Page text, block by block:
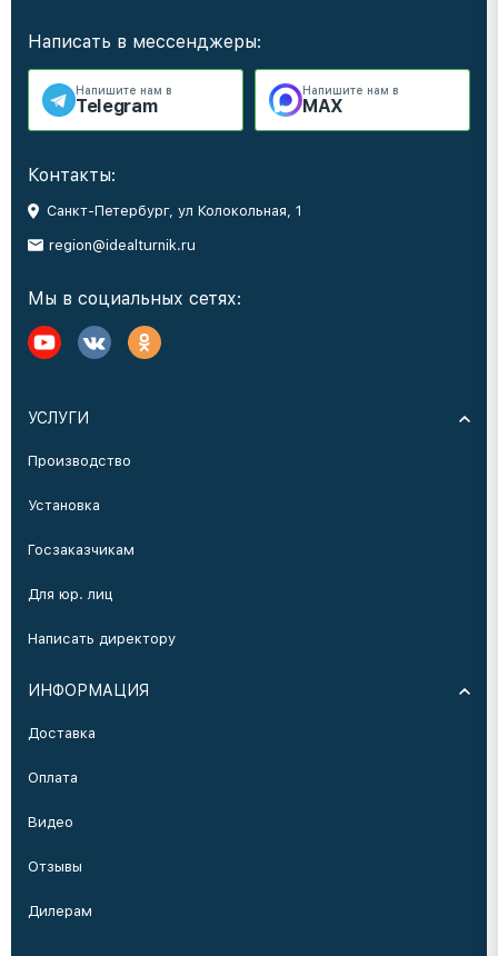
Написать в мессенджеры:
Напишите нам в
Telegram
Напишите нам в
MAX
Контакты:
Санкт-Петербург, ул Колокольная, 1
region@idealturnik.ru
Мы в социальных сетях:
УСЛУГИ
Производство
Установка
Госзаказчикам
Для юр. лиц
Написать директору
ИНФОРМАЦИЯ
Доставка
Оплата
Видео
Отзывы
Дилерам